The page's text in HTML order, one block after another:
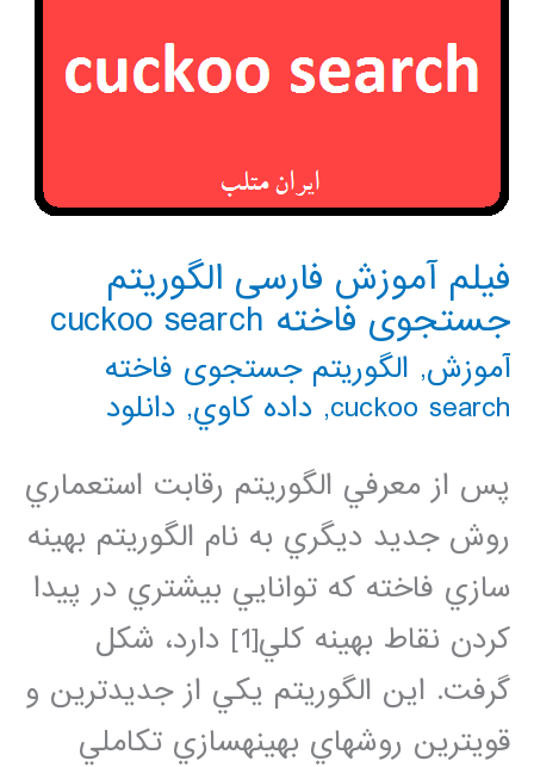
فیلم آموزش فارسی الگوریتم
جستجوی فاخته cuckoo search
آموزش, الگوریتم جستجوی فاخته
cuckoo search
, داده كاوي, دانلود
پس از معرفي الگوريتم رقابت استعماري
روش جديد ديگري به نام الگوريتم بهينه
سازي فاخته كه توانايي بيشتري در پيدا
كردن نقاط بهينه كلي[1] دارد، شكل
گرفت. اين الگوريتم يكي از جديدترين و
قويترين روشهاي بهينهسازي تكاملي